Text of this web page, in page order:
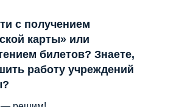
с получением
карты» или
билетов? Знаете,
работу учреждений